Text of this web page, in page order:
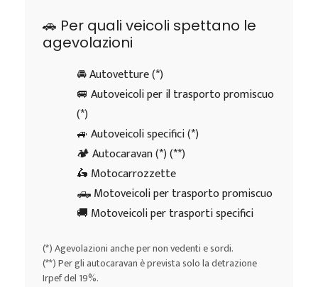
🚗 Per quali veicoli spettano le
agevolazioni
🚘 Autovetture (*)
🚐 Autoveicoli per il trasporto promiscuo
(*)
🚙 Autoveicoli specifici (*)
🏕️ Autocaravan (*) (**)
🛵 Motocarrozzette
🛻 Motoveicoli per trasporto promiscuo
🚚 Motoveicoli per trasporti specifici
(*) Agevolazioni anche per non vedenti e sordi.
(**) Per gli autocaravan è prevista solo la detrazione
Irpef del 19%.